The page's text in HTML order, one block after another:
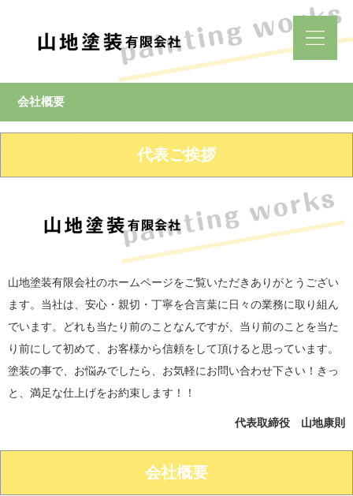
会社概要
代表ご挨拶
山地塗装有限会社のホームページをご覧いただきありがとうござい
ます。当社は、安心・親切・丁寧を合言葉に日々の業務に取り組ん
でいます。どれも当たり前のことなんですが、当り前のことを当た
り前にして初めて、お客様から信頼をして頂けると思っています。
塗装の事で、お悩みでしたら、お気軽にお問い合わせ下さい！きっ
と、満足な仕上げをお約束します！！
代表取締役 山地康則
会社概要